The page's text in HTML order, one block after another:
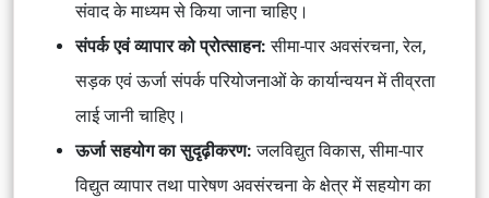
संवाद के माध्यम से किया जाना चाहिए।
संपर्क एवं व्यापार को प्रोत्साहन:सीमा-पार अवसंरचना, रेल,
सड़क एवं ऊर्जा संपर्क परियोजनाओं के कार्यान्वयन में तीव्रता
लाई जानी चाहिए।
ऊर्जा सहयोग का सुदृढ़ीकरण:जलविद्युत विकास, सीमा-पार
विद्युत व्यापार तथा पारेषण अवसंरचना के क्षेत्र में सहयोग का